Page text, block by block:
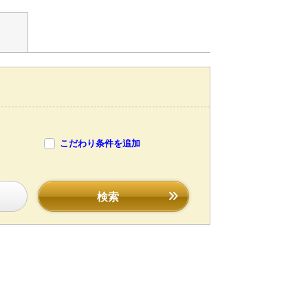
こだわり条件を追加
検索